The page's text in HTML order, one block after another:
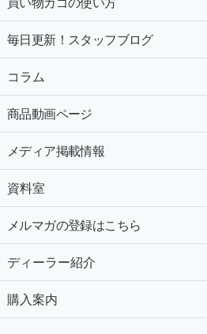
毎日更新！スタッフブログ
コラム
商品動画ページ
メディア掲載情報
資料室
メルマガの登録はこちら
ディーラー紹介
購入案内